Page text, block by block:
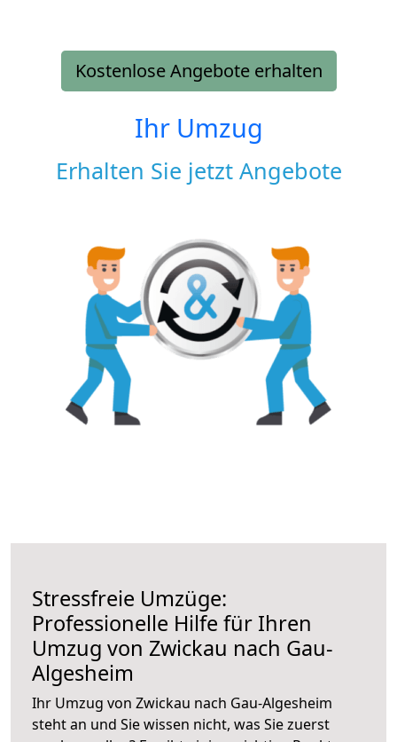
Kostenlose Angebote erhalten
Ihr Umzug
Erhalten Sie jetzt Angebote
Stressfreie Umzüge:
Professionelle Hilfe für Ihren
Umzug von Zwickau nach Gau-
Algesheim
Ihr Umzug von Zwickau nach Gau-Algesheim
steht an und Sie wissen nicht, was Sie zuerst